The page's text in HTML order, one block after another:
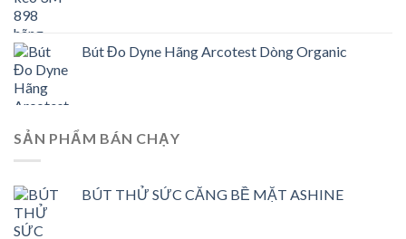
Bút Đo Dyne Hãng Arcotest Dòng Organic
SẢN PHẨM BÁN CHẠY
BÚT THỬ SỨC CĂNG BỀ MẶT ASHINE